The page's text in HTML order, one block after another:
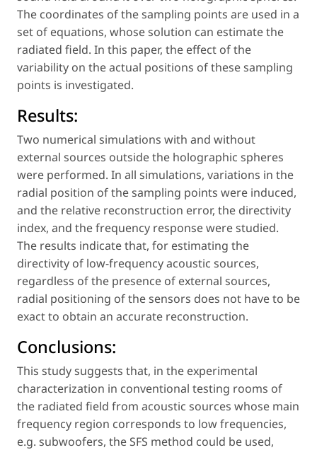
The coordinates of the sampling points are used in a
set of equations, whose solution can estimate the
radiated field. In this paper, the effect of the
variability on the actual positions of these sampling
points is investigated.
Results:
Two numerical simulations with and without
external sources outside the holographic spheres
were performed. In all simulations, variations in the
radial position of the sampling points were induced,
and the relative reconstruction error, the directivity
index, and the frequency response were studied.
The results indicate that, for estimating the
directivity of low-frequency acoustic sources,
regardless of the presence of external sources,
radial positioning of the sensors does not have to be
exact to obtain an accurate reconstruction.
Conclusions:
This study suggests that, in the experimental
characterization in conventional testing rooms of
the radiated field from acoustic sources whose main
frequency region corresponds to low frequencies,
e.g. subwoofers, the SFS method could be used,